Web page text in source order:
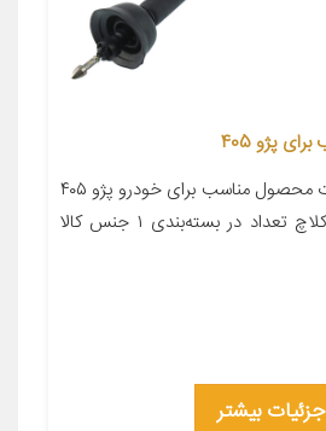
معرفی محصول جزئیات محصول مناسب برای خودرو پژو ۴۰۵
ویژگی‌های کابل کابل کلاچ تعداد در بسته‌بندی ۱ جنس کالا
جزئیات بیشتر